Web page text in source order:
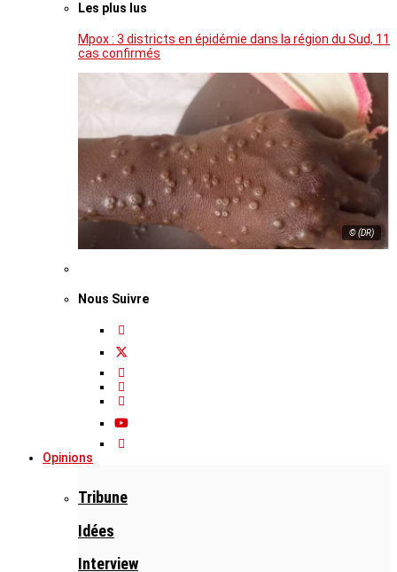
Les plus lus
Mpox : 3 districts en épidémie dans la région du Sud, 11
cas confirmés
© (DR)
Nous Suivre
Opinions
Tribune
Idées
Interview